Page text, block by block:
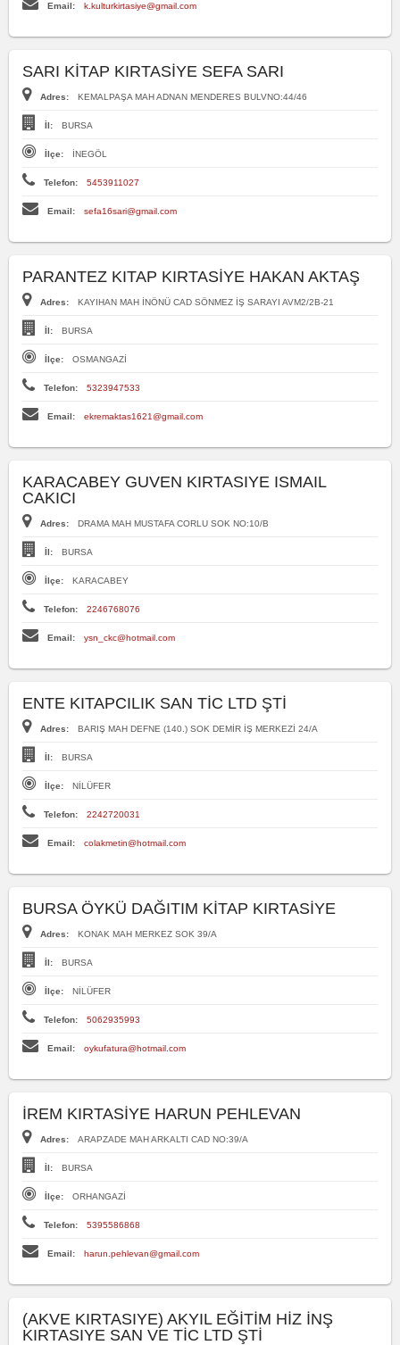
Email: k.kulturkirtasiye@gmail.com
SARI KİTAP KIRTASİYE SEFA SARI
Adres: KEMALPAŞA MAH ADNAN MENDERES BULVNO:44/46
İl: BURSA
İlçe: İNEGÖL
Telefon: 5453911027
Email: sefa16sari@gmail.com
PARANTEZ KITAP KIRTASİYE HAKAN AKTAŞ
Adres: KAYIHAN MAH İNÖNÜ CAD SÖNMEZ İŞ SARAYI AVM2/2B-21
İl: BURSA
İlçe: OSMANGAZİ
Telefon: 5323947533
Email: ekremaktas1621@gmail.com
KARACABEY GUVEN KIRTASIYE ISMAIL
CAKICI
Adres: DRAMA MAH MUSTAFA CORLU SOK NO:10/B
İl: BURSA
İlçe: KARACABEY
Telefon: 2246768076
Email: ysn_ckc@hotmail.com
ENTE KITAPCILIK SAN TİC LTD ŞTİ
Adres: BARIŞ MAH DEFNE (140.) SOK DEMİR İŞ MERKEZİ 24/A
İl: BURSA
İlçe: NİLÜFER
Telefon: 2242720031
Email: colakmetin@hotmail.com
BURSA ÖYKÜ DAĞITIM KİTAP KIRTASİYE
Adres: KONAK MAH MERKEZ SOK 39/A
İl: BURSA
İlçe: NİLÜFER
Telefon: 5062935993
Email: oykufatura@hotmail.com
İREM KIRTASİYE HARUN PEHLEVAN
Adres: ARAPZADE MAH ARKALTI CAD NO:39/A
İl: BURSA
İlçe: ORHANGAZİ
Telefon: 5395586868
Email: harun.pehlevan@gmail.com
(AKVE KIRTASIYE) AKYIL EĞİTİM HİZ İNŞ
KIRTASIYE SAN VE TİC LTD ŞTİ